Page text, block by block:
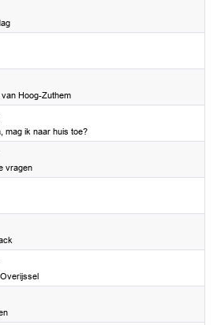
Hoog-Zuthem
2025
mag ik naar huis toe?
2025
vragen